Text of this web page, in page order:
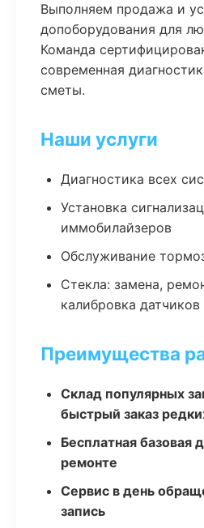
Выполняем продажа и
допоборудования для
Команда
современная
сметы.
Наши услуги
Диагностика всех
Установка
иммобилайзеров
Обслуживание
Стекла: замена,
калибровка датчиков
Преимущества
Склад популярных
быстрый заказ
Бесплатная базовая
ремонте
Сервис в день
запись